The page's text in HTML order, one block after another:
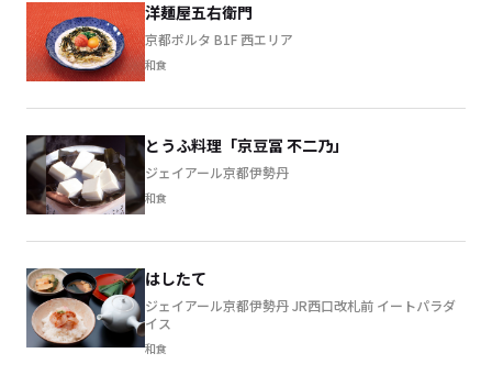
洋麺屋五右衛門
京都ポルタ B1F 西エリア
和食
とうふ料理「京豆冨 不二乃」
ジェイアール京都伊勢丹
和食
はしたて
ジェイアール京都伊勢丹 JR西口改札前 イートパラダ
イス
和食